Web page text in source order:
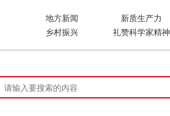
地方新闻
新质生产力
乡村振兴 礼赞科学家精神